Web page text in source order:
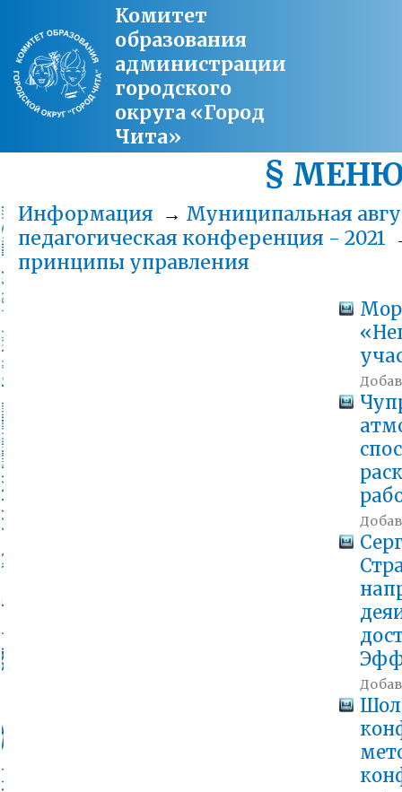
Комитет
образования
администрации
городского
округа «Город
Чита»
§
Информация → Муниципальная
педагогическая конференция - 2021
принципы управления